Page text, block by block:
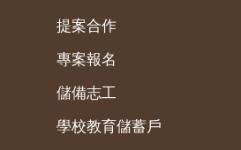
提案合作
專案報名
儲備志工
學校教育儲蓄戶